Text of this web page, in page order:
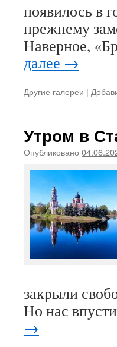
появилось в
прежнему
Наверное,
далее →
Другие галереи |
Утром в
Опубликовано
закрыли
Но нас
→